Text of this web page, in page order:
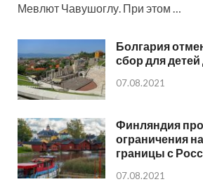
Мевлют Чавушоглу. При этом …
Болгария
сбор для детей
07.08.2021
Финляндия
ограничения
границы с
07.08.2021